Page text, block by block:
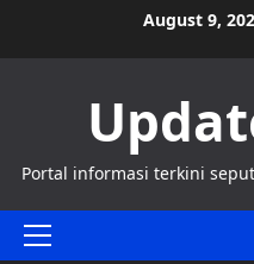
August 9,
Portal informasi terkini
Primary